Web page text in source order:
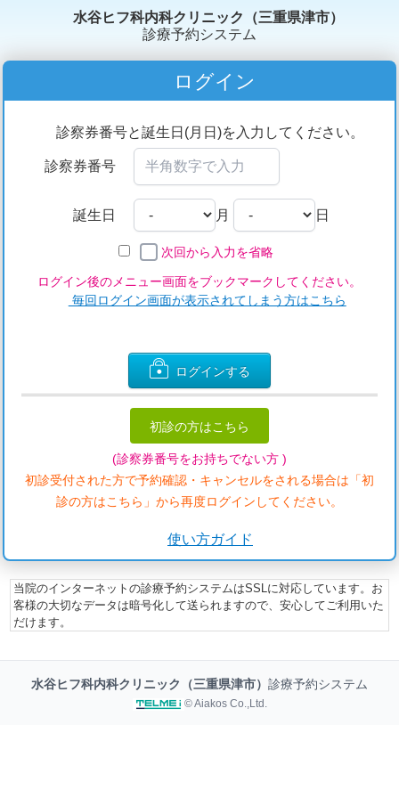
水谷ヒフ科内科クリニック（三重県津市）
診療予約システム
ログイン
診察券番号と誕生日(月日)を入力してください。
診察券番号
誕生日 月 日
次回から入力を省略
ログイン後のメニュー画面をブックマークしてください。
毎回ログイン画面が表示されてしまう方はこちら
ログインする
初診の方はこちら
(診察券番号をお持ちでない方 )
初診受付された方で予約確認・キャンセルをされる場合は「初
診の方はこちら」から再度ログインしてください。
使い方ガイド
当院のインターネットの診療予約システムはSSLに対応しています。お
客様の大切なデータは暗号化して送られますので、安心してご利用いた
だけます。
水谷ヒフ科内科クリニック（三重県津市） 診療予約システム
© Aiakos Co.,Ltd.